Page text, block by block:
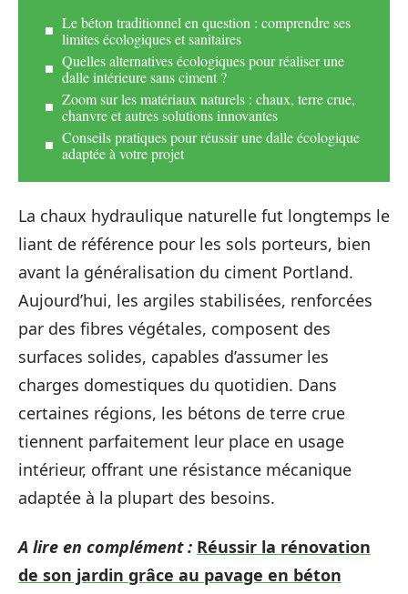
Le béton traditionnel en question : comprendre ses
limites écologiques et sanitaires
Quelles alternatives écologiques pour réaliser une
dalle intérieure sans ciment ?
Zoom sur les matériaux naturels : chaux, terre crue,
chanvre et autres solutions innovantes
Conseils pratiques pour réussir une dalle écologique
adaptée à votre projet
La chaux hydraulique naturelle fut longtemps le
liant de référence pour les sols porteurs, bien
avant la généralisation du ciment Portland.
Aujourd’hui, les argiles stabilisées, renforcées
par des fibres végétales, composent des
surfaces solides, capables d’assumer les
charges domestiques du quotidien. Dans
certaines régions, les bétons de terre crue
tiennent parfaitement leur place en usage
intérieur, offrant une résistance mécanique
adaptée à la plupart des besoins.
A lire en complément : Réussir la rénovation
de son jardin grâce au pavage en béton